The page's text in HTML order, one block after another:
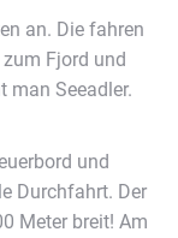
an. Die fahren
Fjord und
man Seeadler.
und
Durchfahrt. Der
Meter breit! Am